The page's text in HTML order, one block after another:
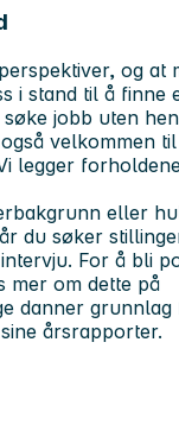
og at
i stand til å finne
jobb uten
velkommen
legger
eller
du søker
For å bli
mer om dette på
danner
årsrapporter.